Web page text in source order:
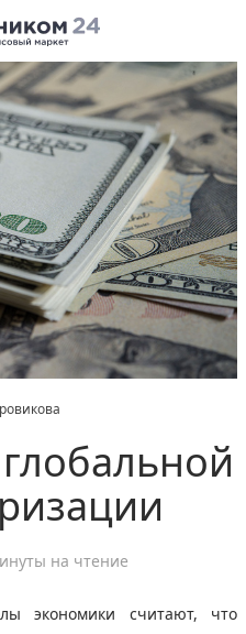
на чтение
экономики считают, что